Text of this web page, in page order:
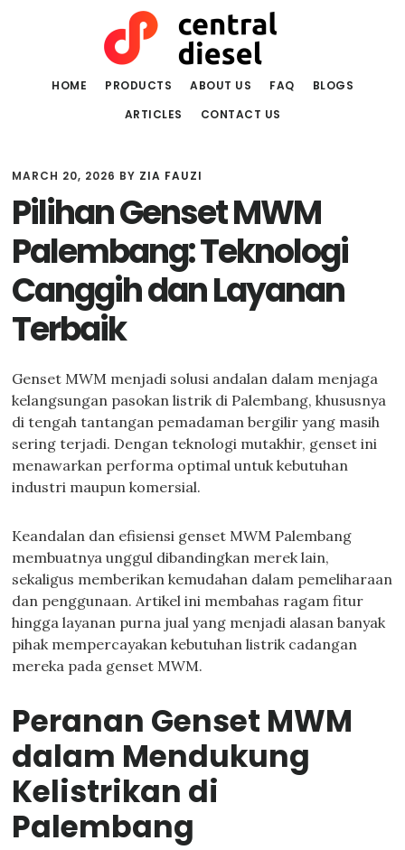
HOME PRODUCTS ABOUT US FAQ
BLOGS
ARTICLES
CONTACT US
MARCH 20, 2026 BY ZIA FAUZI
Pilihan Genset MWM
Palembang: Teknologi
Canggih dan Layanan
Terbaik
Genset MWM menjadi solusi andalan dalam menjaga
kelangsungan pasokan listrik di Palembang, khususnya
di tengah tantangan pemadaman bergilir yang masih
sering terjadi. Dengan teknologi mutakhir, genset ini
menawarkan performa optimal untuk kebutuhan
industri maupun komersial.
Keandalan dan efisiensi genset MWM Palembang
membuatnya unggul dibandingkan merek lain,
sekaligus memberikan kemudahan dalam pemeliharaan
dan penggunaan. Artikel ini membahas ragam fitur
hingga layanan purna jual yang menjadi alasan banyak
pihak mempercayakan kebutuhan listrik cadangan
mereka pada genset MWM.
Peranan Genset MWM
dalam Mendukung
Kelistrikan di
Palembang